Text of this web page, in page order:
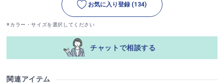
お気に入り登録 (134)
※カラー・サイズを選択してください
チャットで相談する
関連アイテム